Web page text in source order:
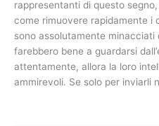
rappresentanti di questo
come rimuovere rapidamente i
sono assolutamente minacciati
farebbero bene a guardarsi
attentamente, allora la loro
ammirevoli. Se solo per inviarli